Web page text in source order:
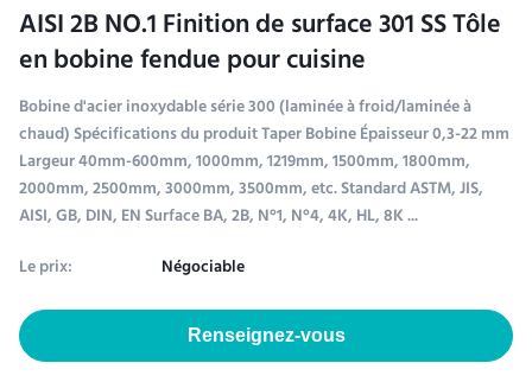
AISI 2B NO.1 Finition de surface 301 SS Tôle
en bobine fendue pour cuisine
Bobine d'acier inoxydable série 300 (laminée à froid/laminée à
chaud) Spécifications du produit Taper Bobine Épaisseur 0,3-22 mm
Largeur 40mm-600mm, 1000mm, 1219mm, 1500mm, 1800mm,
2000mm, 2500mm, 3000mm, 3500mm, etc. Standard ASTM, JIS,
AISI, GB, DIN, EN Surface BA, 2B, N°1, N°4, 4K, HL, 8K ...
Le prix:
Négociable
Renseignez-vous